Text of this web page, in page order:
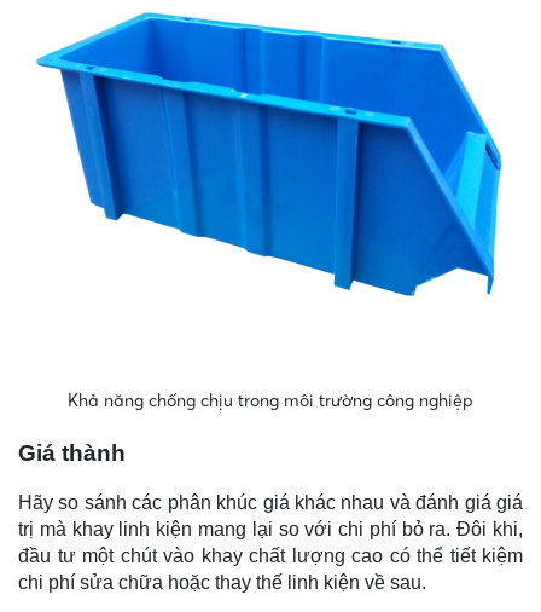
Khả năng chống chịu trong môi trường công nghiệp
Giá thành
Hãy so sánh các phân khúc giá khác nhau và đánh giá giá
trị mà khay linh kiện mang lại so với chi phí bỏ ra. Đôi khi,
đầu tư một chút vào khay chất lượng cao có thể tiết kiệm
chi phí sửa chữa hoặc thay thế linh kiện về sau.